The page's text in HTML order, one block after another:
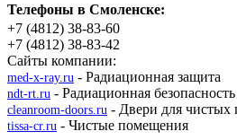
Телефоны в Смоленске:
+7 (4812) 38-83-60
+7 (4812) 38-83-42
Сайты компании:
med-x-ray.ru - Радиационная защита
ndt-rt.ru - Радиационная
cleanroom-doors.ru - Двери для
tissa-cr.ru - Чистые помещения